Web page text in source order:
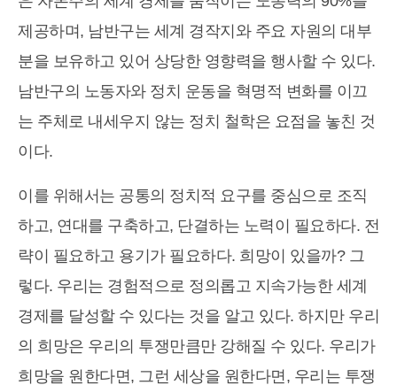
제공하며, 남반구는 세계 경작지와 주요 자원의 대부
분을 보유하고 있어 상당한 영향력을 행사할 수 있다.
남반구의 노동자와 정치 운동을 혁명적 변화를 이끄
는 주체로 내세우지 않는 정치 철학은 요점을 놓친 것
이다.
이를 위해서는 공통의 정치적 요구를 중심으로 조직
하고, 연대를 구축하고, 단결하는 노력이 필요하다. 전
략이 필요하고 용기가 필요하다. 희망이 있을까? 그
렇다. 우리는 경험적으로 정의롭고 지속가능한 세계
경제를 달성할 수 있다는 것을 알고 있다. 하지만 우리
의 희망은 우리의 투쟁만큼만 강해질 수 있다. 우리가
희망을 원한다면, 그런 세상을 원한다면, 우리는 투쟁